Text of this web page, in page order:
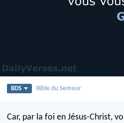
BDS Bible du Semeur
Car, par la foi en Jésus-Christ,